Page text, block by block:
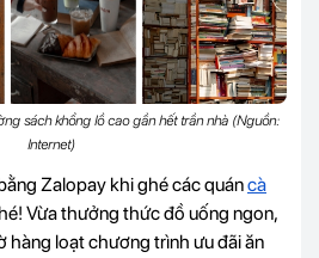
sách khổng lồ cao gần hết trần nhà (Nguồn:
Internet)
Zalopay khi ghé các quáncà
Vừa thưởng thức đồ uống ngon,
hàng loạt chương trình ưu đãi ăn